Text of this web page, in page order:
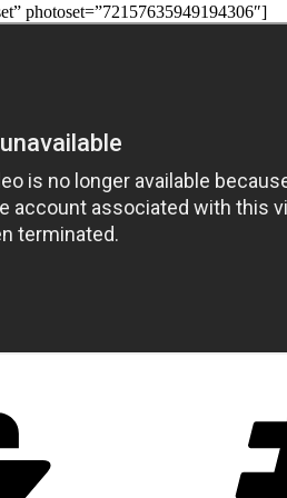
photoset=”72157635949194306″]